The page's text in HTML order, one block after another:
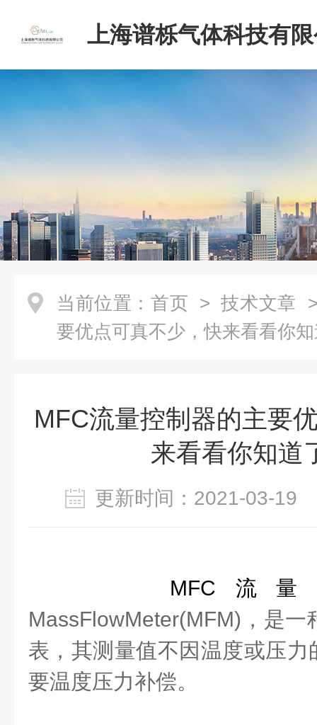
上海谱栎气体科技有
当前位置： 首页 > 技术文章
要优点可真不少，快来看看你
MFC流量控制器的主要
来看看你知道
更新时间：2021-03-
MFC流
MassFlowMeter(MFM)，是
表，其测量值不因温度或压
要温度压力补偿。